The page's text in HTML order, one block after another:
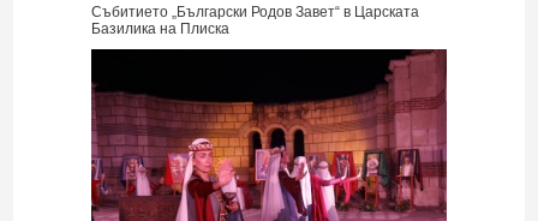
Събитието „Български Родов Завет“ в Царската
Базилика на Плиска